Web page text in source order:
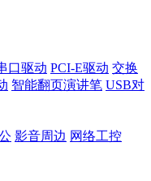
口驱动 PCI-E驱动 交换
智能翻页演讲笔 USB对
影音周边 网络工控